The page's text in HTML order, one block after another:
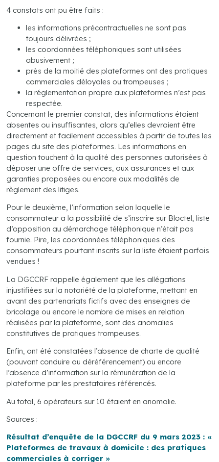
4 constats ont pu être faits :
les informations précontractuelles ne sont pas
toujours délivrées ;
les coordonnées téléphoniques sont utilisées
abusivement ;
près de la moitié des plateformes ont des pratiques
commerciales déloyales ou trompeuses ;
la réglementation propre aux plateformes n’est pas
respectée.
Concernant le premier constat, des informations étaient
absentes ou insuffisantes, alors qu’elles devraient être
directement et facilement accessibles à partir de toutes les
pages du site des plateformes. Les informations en
question touchent à la qualité des personnes autorisées à
déposer une offre de services, aux assurances et aux
garanties proposées ou encore aux modalités de
règlement des litiges.
Pour le deuxième, l’information selon laquelle le
consommateur a la possibilité de s’inscrire sur Bloctel, liste
d’opposition au démarchage téléphonique n’était pas
fournie. Pire, les coordonnées téléphoniques des
consommateurs pourtant inscrits sur la liste étaient parfois
vendues !
La DGCCRF rappelle également que les allégations
injustifiées sur la notoriété de la plateforme, mettant en
avant des partenariats fictifs avec des enseignes de
bricolage ou encore le nombre de mises en relation
réalisées par la plateforme, sont des anomalies
constitutives de pratiques trompeuses.
Enfin, ont été constatées l’absence de charte de qualité
(pouvant conduire au déréférencement) ou encore
l’absence d’information sur la rémunération de la
plateforme par les prestataires référencés.
Au total, 6 opérateurs sur 10 étaient en anomalie.
Sources :
Résultat d’enquête de la DGCCRF du 9 mars 2023 : «
Plateformes de travaux à domicile : des pratiques
commerciales à corriger »